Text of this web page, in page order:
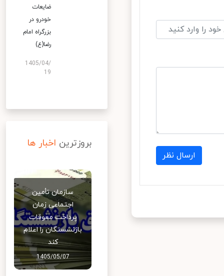
ارسال نظر
ضایعات
خودرو در
بزرگراه امام
رضا(ع)
1405/04/
19
بروزترین اخبار ها
سازمان تأمین
اجتماعی زمان
پرداخت معوقات
بازنشستگان را اعلام
کند
1405/05/07